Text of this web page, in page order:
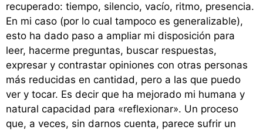
recuperado: tiempo, silencio, vacío, ritmo, presencia.
En mi caso (por lo cual tampoco es generalizable),
esto ha dado paso a ampliar mi disposición para
leer, hacerme preguntas, buscar respuestas,
expresar y contrastar opiniones con otras personas
más reducidas en cantidad, pero a las que puedo
ver y tocar. Es decir que ha mejorado mi humana y
natural capacidad para «reflexionar». Un proceso
que, a veces, sin darnos cuenta, parece sufrir un